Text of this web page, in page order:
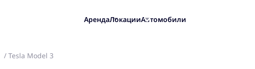
АрендаЛокацииАвтомобили
Tesla Model 3